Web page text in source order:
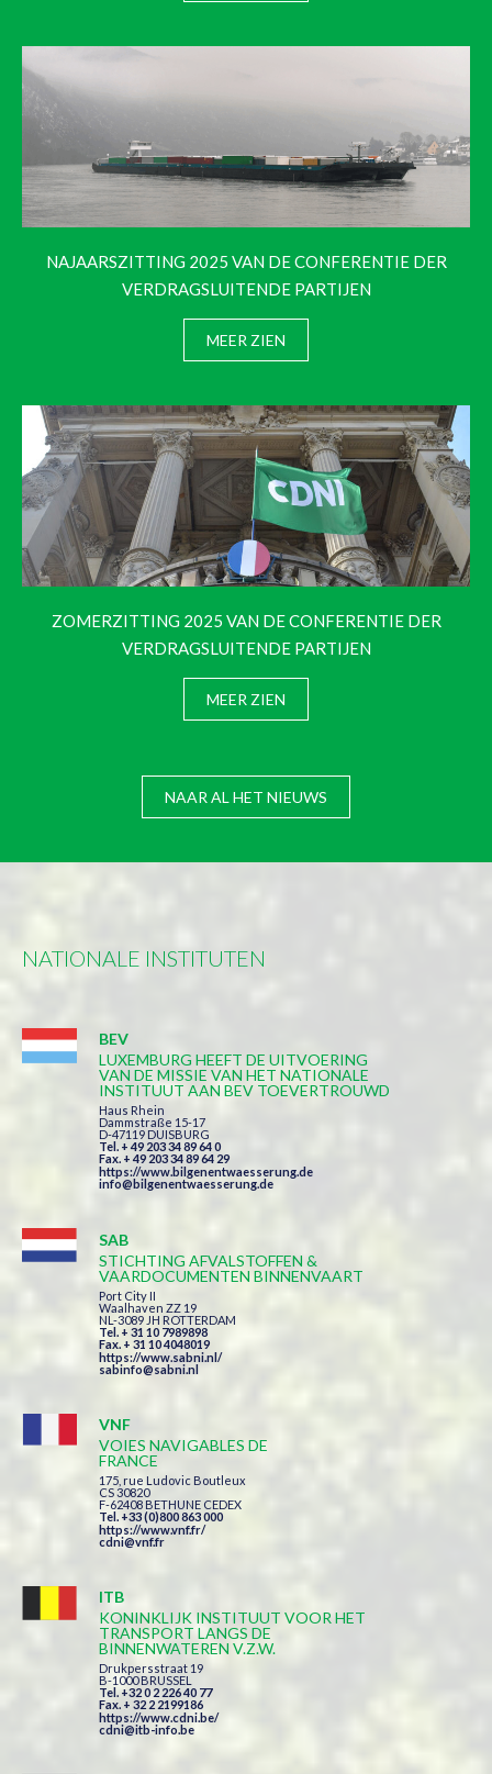
NAJAARSZITTING 2025 VAN DE CONFERENTIE DER
VERDRAGSLUITENDE PARTIJEN
MEER ZIEN
ZOMERZITTING 2025 VAN DE CONFERENTIE DER
VERDRAGSLUITENDE PARTIJEN
MEER ZIEN
NAAR AL HET NIEUWS
NATIONALE INSTITUTEN
BEV
LUXEMBURG HEEFT DE UITVOERING
VAN DE MISSIE VAN HET NATIONALE
INSTITUUT AAN BEV TOEVERTROUWD
Haus Rhein
Dammstraße 15-17
D-47119 DUISBURG
Tel. + 49 203 34 89 64 0
Fax. + 49 203 34 89 64 29
https://www.bilgenentwaesserung.de
info@bilgenentwaesserung.de
SAB
STICHTING AFVALSTOFFEN &
VAARDOCUMENTEN BINNENVAART
Port City II
Waalhaven ZZ 19
NL-3089 JH ROTTERDAM
Tel. + 31 10 7989898
Fax. + 31 10 4048019
https://www.sabni.nl/
sabinfo@sabni.nl
VNF
VOIES NAVIGABLES DE
FRANCE
175, rue Ludovic Boutleux
CS 30820
F-62408 BETHUNE CEDEX
Tel. +33 (0)800 863 000
https://www.vnf.fr/
cdni@vnf.fr
ITB
KONINKLIJK INSTITUUT VOOR HET
TRANSPORT LANGS DE
BINNENWATEREN V.Z.W.
Drukpersstraat 19
B-1000 BRUSSEL
Tel. +32 0 2 226 40 77
Fax. + 32 2 2199186
https://www.cdni.be/
cdni@itb-info.be